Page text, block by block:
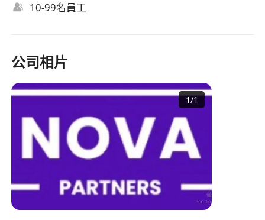
10-99名員工
公司相片
1/1